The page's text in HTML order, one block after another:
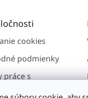
cookies
podmienky
práce s